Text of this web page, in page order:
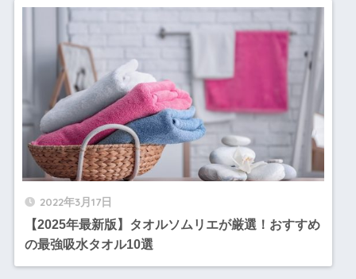
2022年3月17日
【2025年最新版】タオルソムリエが厳選！おすすめ
の最強吸水タオル10選